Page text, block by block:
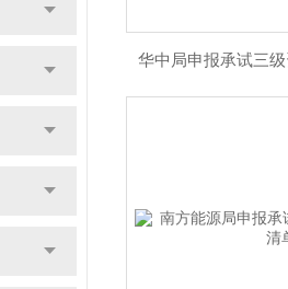
华中局申报承试三